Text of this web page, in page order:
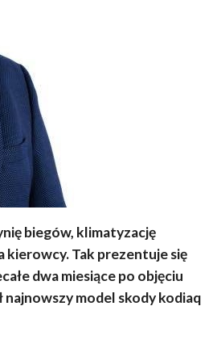
biegów, klimatyzację
Tak prezentuje się
dwa miesiące po objęciu
najnowszy model skody kodiaq